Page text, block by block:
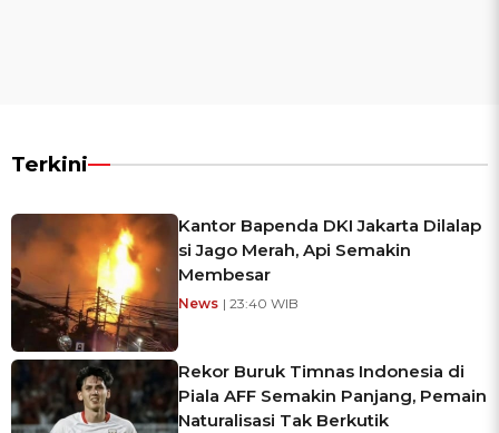
Terkini
Kantor Bapenda DKI Jakarta Dilalap
si Jago Merah, Api Semakin
Membesar
News | 23:40 WIB
Rekor Buruk Timnas Indonesia di
Piala AFF Semakin Panjang, Pemain
Naturalisasi Tak Berkutik